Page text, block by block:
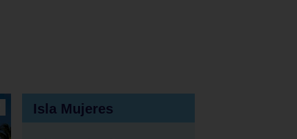
Isla Mujeres